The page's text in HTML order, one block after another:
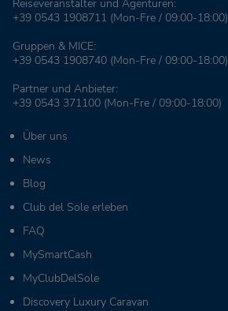
Reiseveranstalter und Agenturen:
+39 0543 1908711 (Mon-Fre / 09:00-18:00)
Gruppen & MICE:
+39 0543 1908740 (Mon-Fre / 09:00-18:00)
Partner und Anbieter:
+39 0543 371100 (Mon-Fre / 09:00-18:00)
Über uns
News
Blog
Club del Sole erleben
FAQ
MySmartCash
MyClubDelSole
Discovery Luxury Caravan